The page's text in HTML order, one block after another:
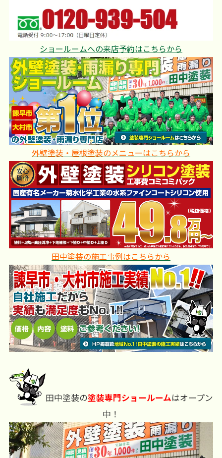
ショールームへの来店予約はこちらから
外壁塗装・屋根塗装のメニューはこちらから
田中塗装の施工事例はこちらから
田中塗装の塗装専門ショールームはオープン
中！